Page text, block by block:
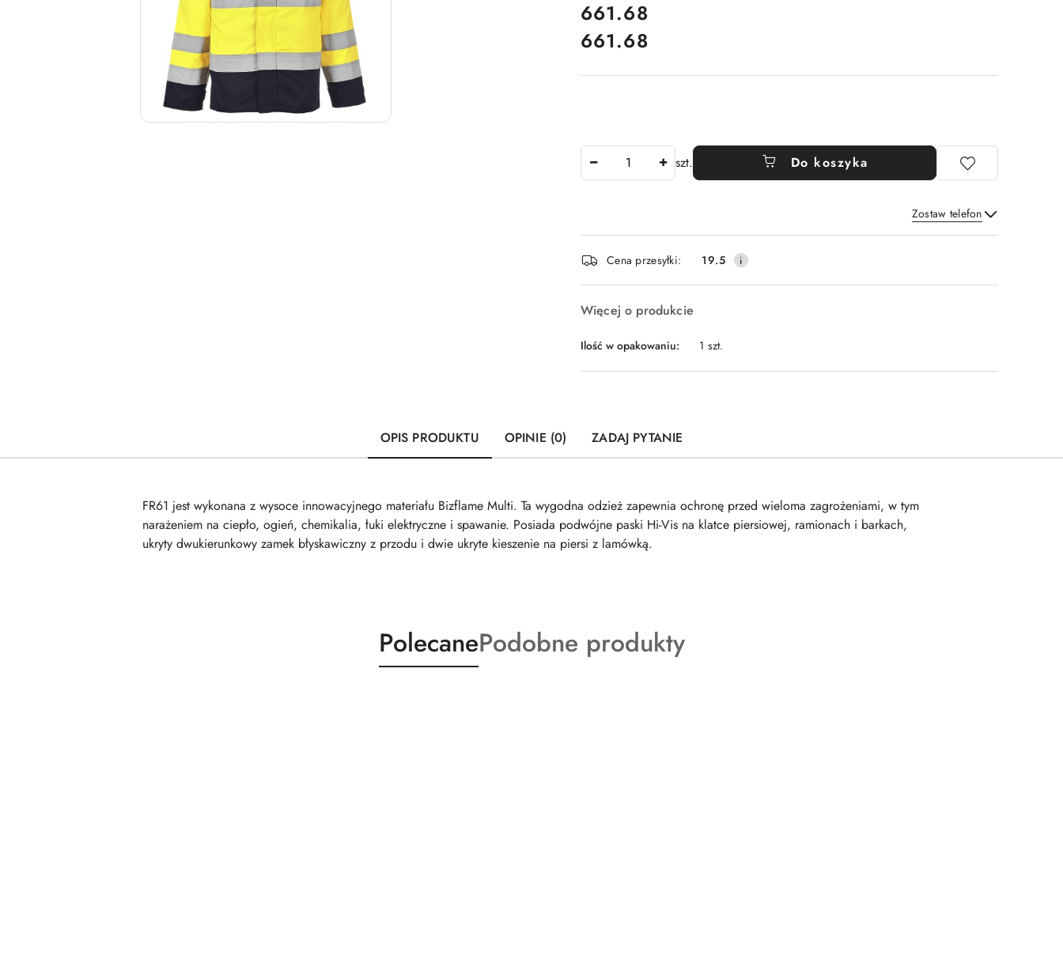
cena:
661.68
Cena:
661.68
szt. Do koszyka
Zostaw telefon
Wyślij
Dostępność
i
dostawa
Cena przesyłki: 19.5
Więcej o produkcie
Ilość w opakowaniu: 1 szt.
OPIS PRODUKTU OPINIE (0) ZADAJ PYTANIE
FR61 jest wykonana z wysoce innowacyjnego materiału Bizflame Multi. Ta wygodna odzież zapewnia ochronę przed wieloma zagrożeniami, w tym
narażeniem na ciepło, ogień, chemikalia, łuki elektryczne i spawanie. Posiada podwójne paski Hi-Vis na klatce piersiowej, ramionach i barkach,
ukryty dwukierunkowy zamek błyskawiczny z przodu i dwie ukryte kieszenie na piersi z lamówką.
Produkty
o
PolecaneProdukty
o
Podobne produkty